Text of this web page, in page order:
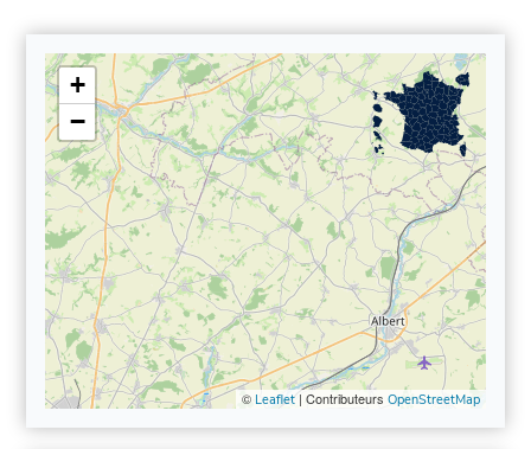
+
−
© Leaflet| Contributeurs OpenStreetMap